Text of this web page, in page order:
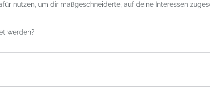
E.V.
nutzen, um dir maßgeschneiderte, auf deine Interessen
werden?